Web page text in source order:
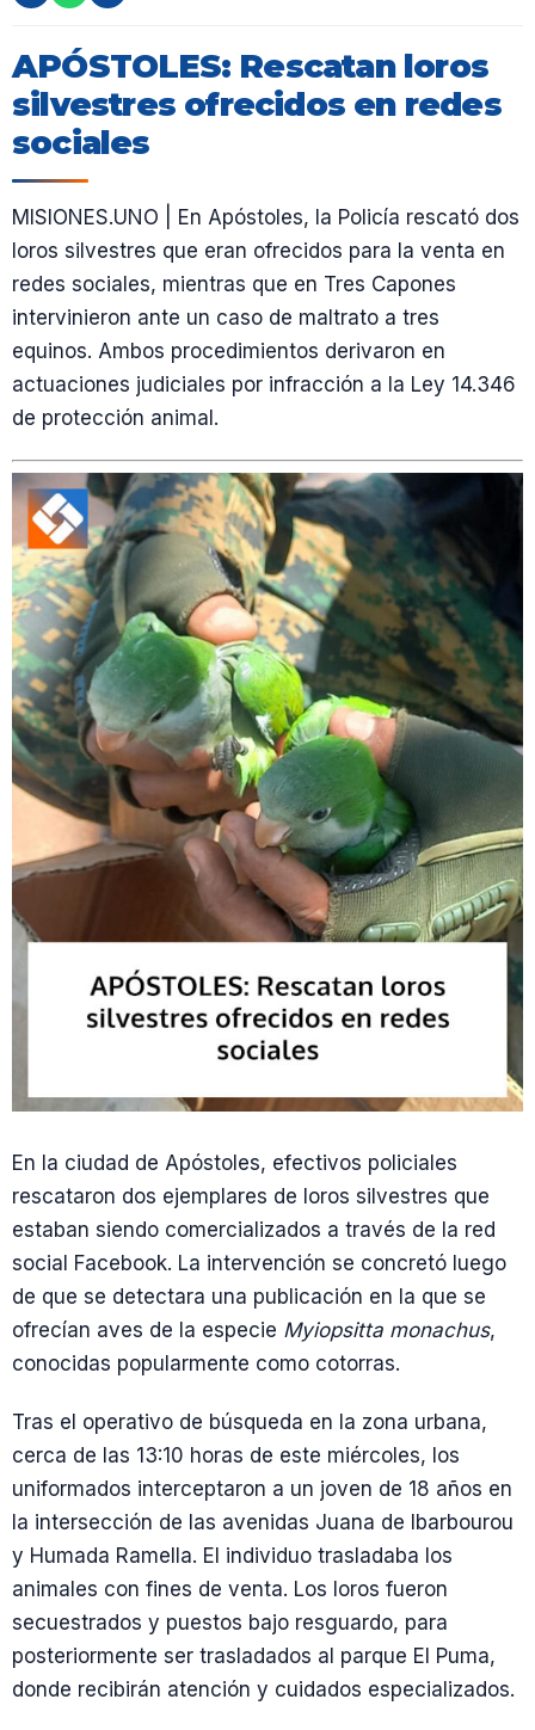
APÓSTOLES: Rescatan loros
silvestres ofrecidos en redes
sociales
MISIONES.UNO | En Apóstoles, la Policía rescató dos
loros silvestres que eran ofrecidos para la venta en
redes sociales, mientras que en Tres Capones
intervinieron ante un caso de maltrato a tres
equinos. Ambos procedimientos derivaron en
actuaciones judiciales por infracción a la Ley 14.346
de protección animal.
En la ciudad de Apóstoles, efectivos policiales
rescataron dos ejemplares de loros silvestres que
estaban siendo comercializados a través de la red
social Facebook. La intervención se concretó luego
de que se detectara una publicación en la que se
ofrecían aves de la especie Myiopsitta monachus,
conocidas popularmente como cotorras.
Tras el operativo de búsqueda en la zona urbana,
cerca de las 13:10 horas de este miércoles, los
uniformados interceptaron a un joven de 18 años en
la intersección de las avenidas Juana de Ibarbourou
y Humada Ramella. El individuo trasladaba los
animales con fines de venta. Los loros fueron
secuestrados y puestos bajo resguardo, para
posteriormente ser trasladados al parque El Puma,
donde recibirán atención y cuidados especializados.